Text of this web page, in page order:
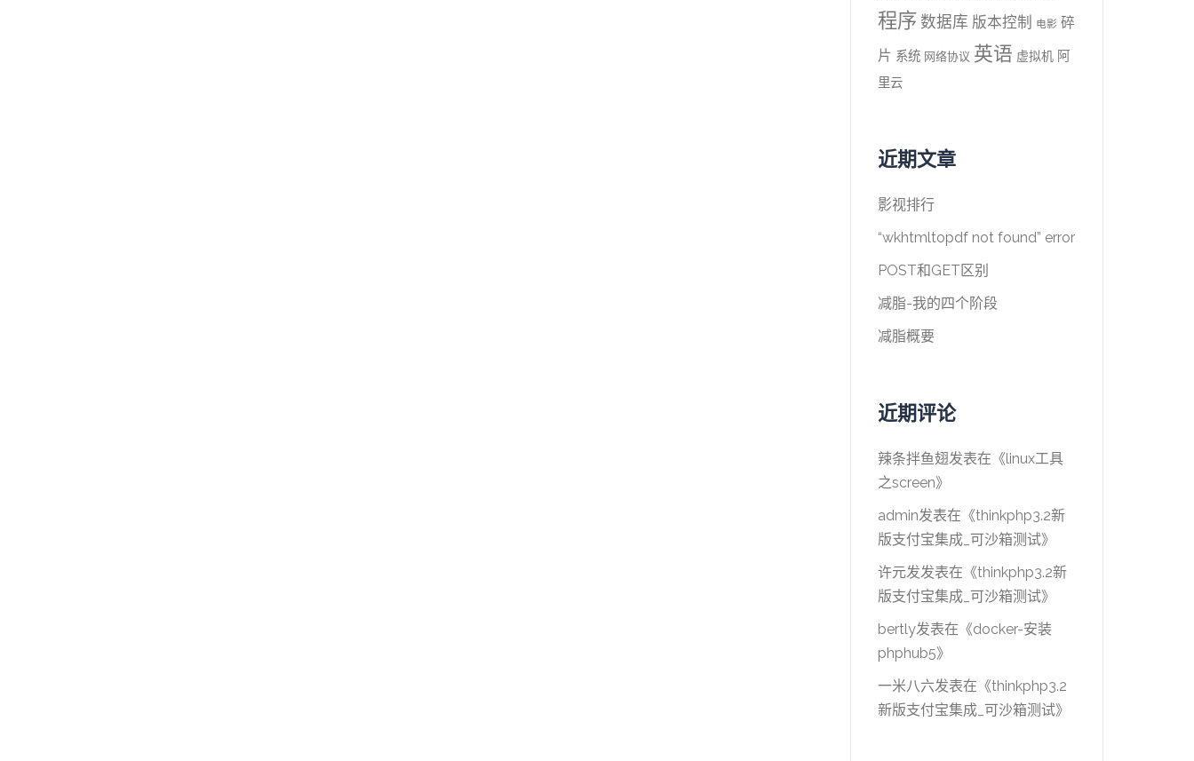
程序 数据库 版本控制 电影 碎
片 系统 网络协议 英语 虚拟机 阿
里云
近期文章
影视排行
“wkhtmltopdf not found” error
POST和GET区别
减脂-我的四个阶段
减脂概要
近期评论
辣条拌鱼翅发表在《linux工具
之screen》
admin发表在《thinkphp3.2新
版支付宝集成_可沙箱测试》
许元发发表在《thinkphp3.2新
版支付宝集成_可沙箱测试》
bertly发表在《docker-安装
phphub5》
一米八六发表在《thinkphp3.2
新版支付宝集成_可沙箱测试》